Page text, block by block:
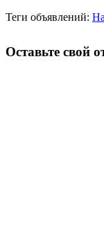
Теги объявлений:
Оставьте свой